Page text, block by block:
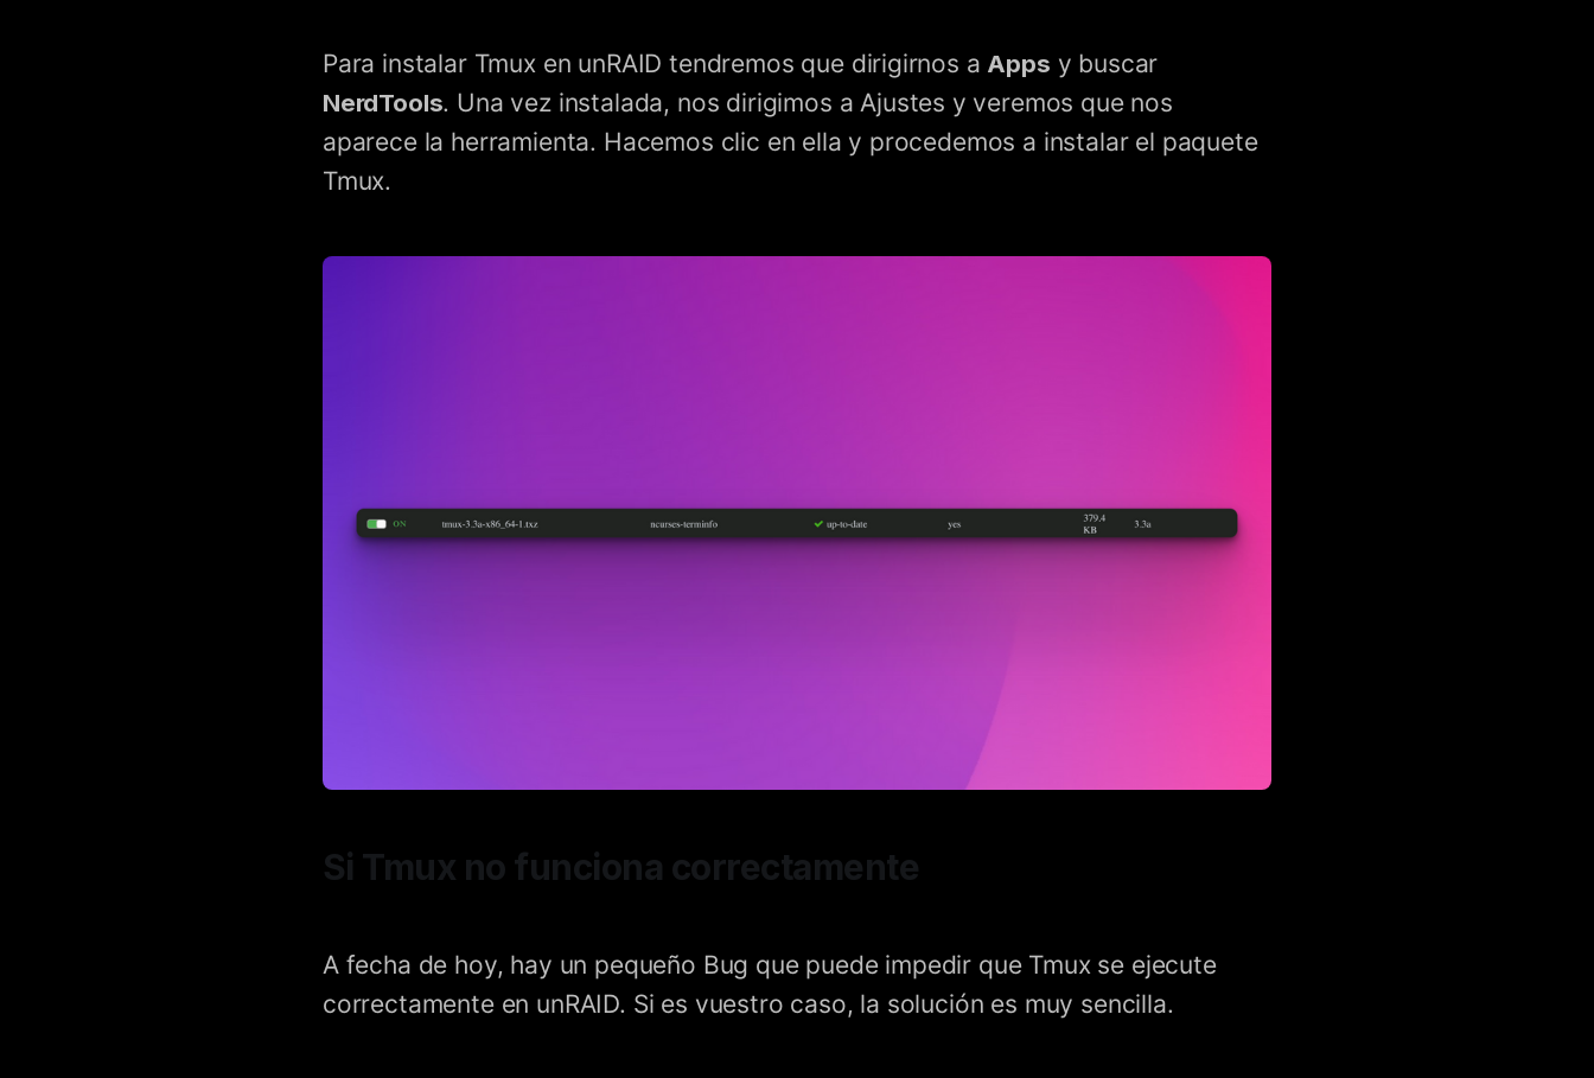
Para instalar Tmux en unRAID tendremos que dirigirnos a Apps y buscar
NerdTools. Una vez instalada, nos dirigimos a Ajustes y veremos que nos
aparece la herramienta. Hacemos clic en ella y procedemos a instalar el paquete
Tmux.
Si Tmux no funciona correctamente
A fecha de hoy, hay un pequeño Bug que puede impedir que Tmux se ejecute
correctamente en unRAID. Si es vuestro caso, la solución es muy sencilla.